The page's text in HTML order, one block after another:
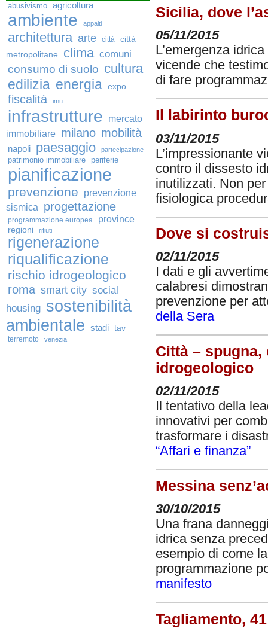
abusivismo agricoltura
ambiente appalti
architettura arte città
città
metropolitane
clima comuni
consumo di suolo cultura
edilizia energia expo
fiscalità imu
infrastrutture
mercato
immobiliare milano mobilità
napoli paesaggio partecipazione
patrimonio immobiliare periferie
pianificazione
prevenzione
prevenzione
sismica
progettazione
programmazione europea province
regioni rifiuti
rigenerazione
riqualificazione
rischio idrogeologico
roma smart city social
housing sostenibilità
ambientale stadi tav
terremoto venezia
Sicilia, dove
05/11/2015
L’emergenza
vicende che
di fare
Il labirinto
03/11/2015
L’impressionante
contro il dissesto
inutilizzati. Non
fisiologica
Dove si
02/11/2015
I dati e gli
calabresi
prevenzione per
della Sera
Città –
idrogeologico
02/11/2015
Il tentativo della
innovativi per
trasformare i
“Affari e finanza”
Messina
30/10/2015
Una frana
idrica senza
esempio di come
programmazione
manifesto
Tagliamento,